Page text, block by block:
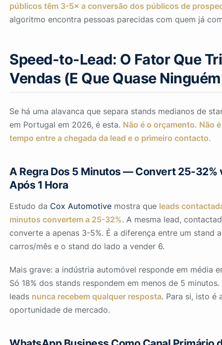
públicos têm 3-5× a conversão dos públicos de
algoritmo encontra pessoas parecidas com quem já
Speed-to-Lead: O Fator Que
Vendas (E Que Quase
Se há uma alavanca que separa stands medianos de
em Portugal em 2026, é esta. Não é o orçamento. Não
tempo entre a chegada da lead e o primeiro contacto.
A Regra Dos 5 Minutos — Convert 25-32%
Após 1 Hora
Estudo da Cox Automotive mostra que leads
minutos convertem a 25-32%. A mesma lead,
converte a apenas 3-5%. É a diferença entre um stand
carros/mês e o stand do lado a vender 6.
Mais grave: a indústria automóvel responde em média
Só 18% dos stands respondem em menos de 5 minutos.
leads nunca recebem qualquer resposta. Para si, isto é
oportunidade de mercado.